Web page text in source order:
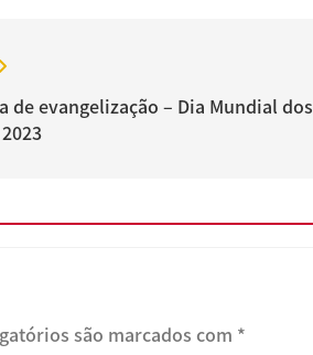
de evangelização – Dia Mundial dos
são marcados com *